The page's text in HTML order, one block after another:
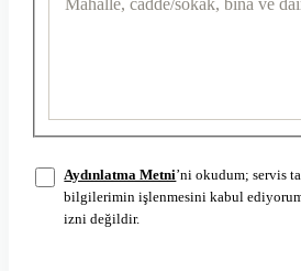
Aydınlatma Metni’ni okudum; servis
bilgilerimin işlenmesini kabul
izni değildir.